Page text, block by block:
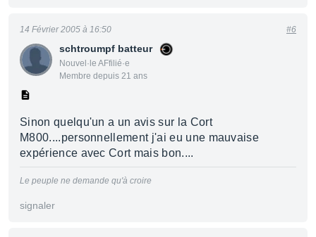
schtroumpf batteur
Nouvel·le AFfilié·e
Membre depuis 21 ans
14 Février 2005 à 16:50 #6
Sinon quelqu'un a un avis sur la Cort
M800....personnellement j'ai eu une mauvaise
expérience avec Cort mais bon....
Le peuple ne demande qu'à croire
signaler